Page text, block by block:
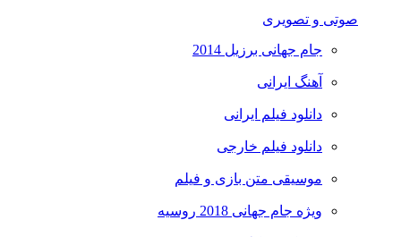
صوتی و تصویری
جام جهانی برزیل 2014
آهنگ ایرانی
دانلود فیلم ایرانی
دانلود فیلم خارجی
موسیقی متن بازی و فیلم
ویژه جام جهانی 2018 روسیه